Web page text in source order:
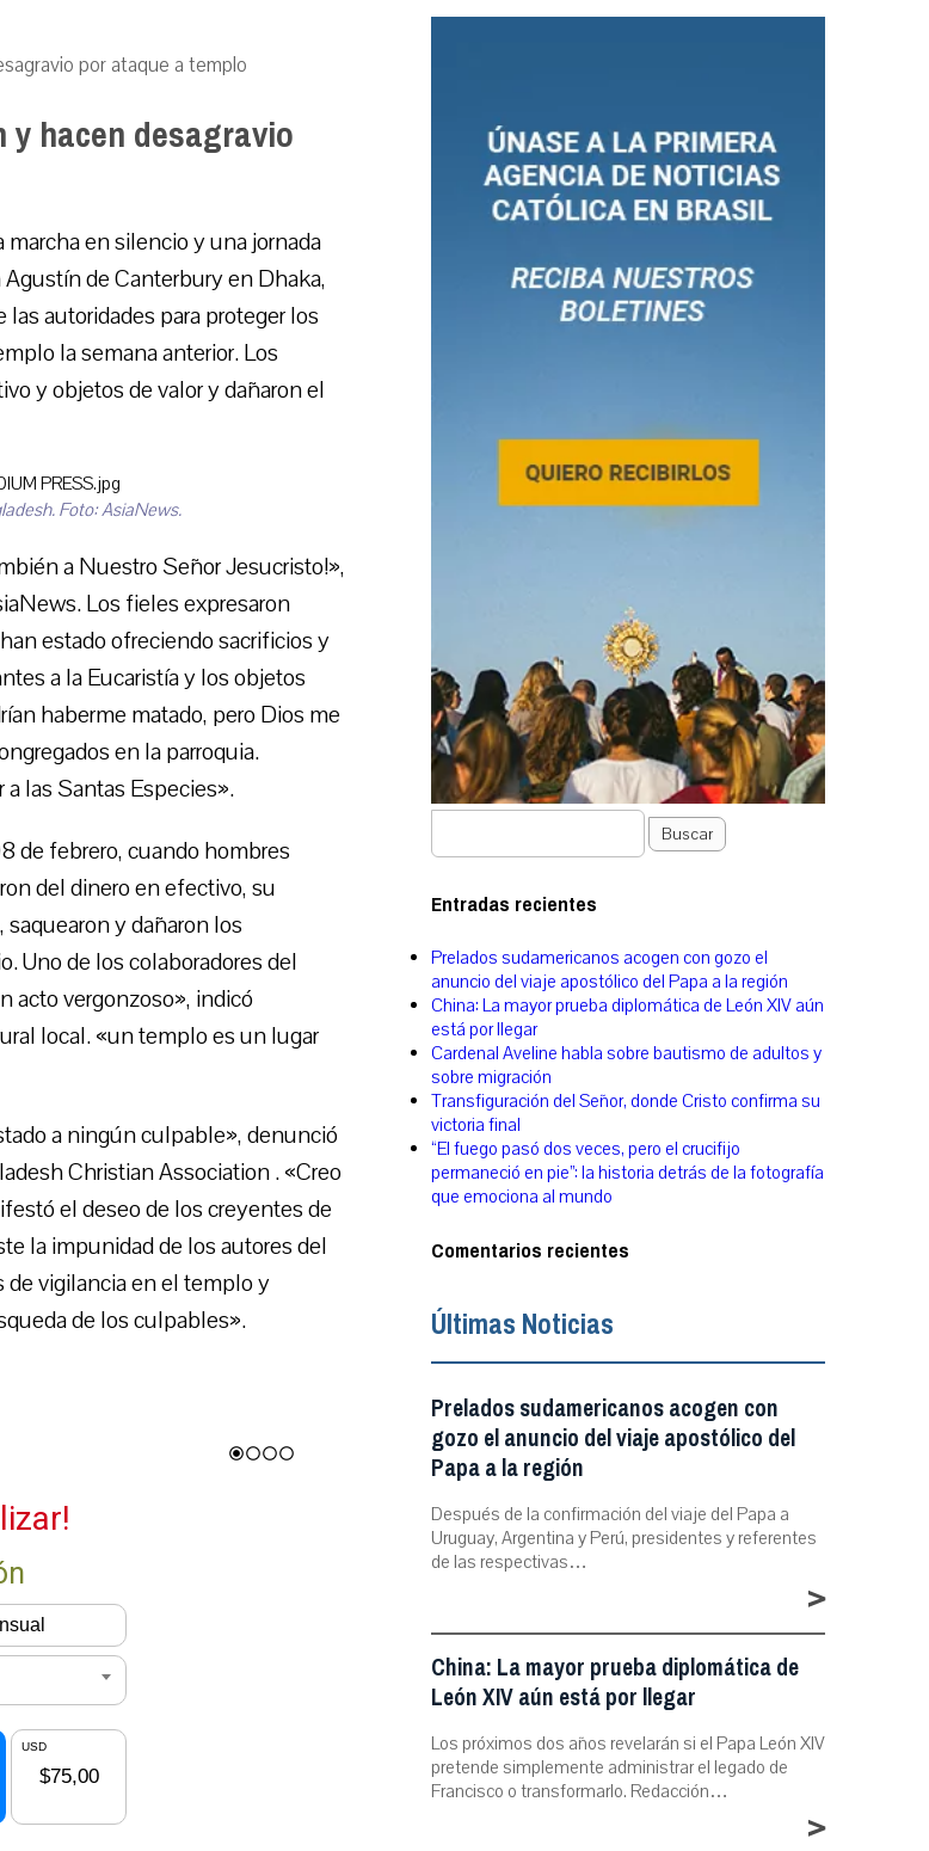
por ataque a templo
hacen desagravio
marcha en silencio y una jornada
de Canterbury en Dhaka,
autoridades para proteger los
la semana anterior. Los
y objetos de valor y dañaron el
Foto: AsiaNews.
a Nuestro Señor Jesucristo!»,
Los fieles expresaron
estado ofreciendo sacrificios y
a la Eucaristía y los objetos
haberme matado, pero Dios me
en la parroquia.
las Santas Especies».
de febrero, cuando hombres
del dinero en efectivo, su
y dañaron los
Uno de los colaboradores del
acto vergonzoso», indicó
local. «un templo es un lugar
a ningún culpable», denunció
Christian Association . «Creo
el deseo de los creyentes de
la impunidad de los autores del
de vigilancia en el templo y
de los culpables».
Buscar
Entradas recientes
Prelados sudamericanos acogen con gozo el
anuncio del viaje apostólico del Papa a la región
China: La mayor prueba diplomática de León XIV aún
está por llegar
Cardenal Aveline habla sobre bautismo de adultos y
sobre migración
Transfiguración del Señor, donde Cristo confirma su
victoria final
“El fuego pasó dos veces, pero el crucifijo
permaneció en pie”: la historia detrás de la fotografía
que emociona al mundo
Comentarios recientes
Últimas Noticias
Prelados sudamericanos acogen con
gozo el anuncio del viaje apostólico del
Papa a la región
Después de la confirmación del viaje del Papa a
Uruguay, Argentina y Perú, presidentes y referentes
de las respectivas…
>
China: La mayor prueba diplomática de
León XIV aún está por llegar
Los próximos dos años revelarán si el Papa León XIV
pretende simplemente administrar el legado de
Francisco o transformarlo. Redacción…
>